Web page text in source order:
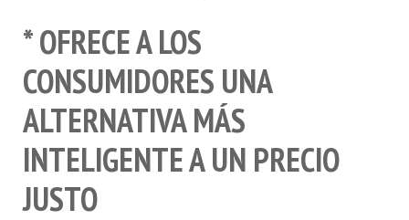
* OFRECE A LOS
CONSUMIDORES UNA
ALTERNATIVA MÁS
INTELIGENTE A UN PRECIO
JUSTO